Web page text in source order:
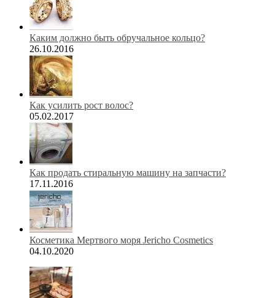
Каким должно быть обручальное кольцо?
26.10.2016
Как усилить рост волос?
05.02.2017
Как продать стиральную машину на запчасти?
17.11.2016
Косметика Мертвого моря Jericho Cosmetics
04.10.2020